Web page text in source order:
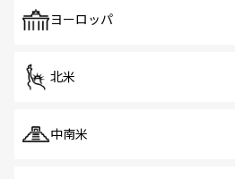
で、ホーカーズは地元の風情
ヨーロッパ
北米
中南米